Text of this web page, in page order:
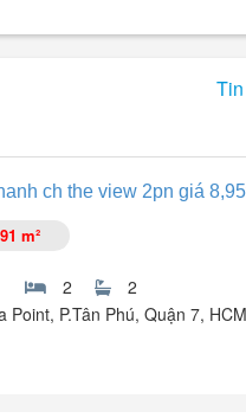
ch the view 2pn giá
91 m²
2
2
Point, P.Tân Phú, Quận 7, HCM